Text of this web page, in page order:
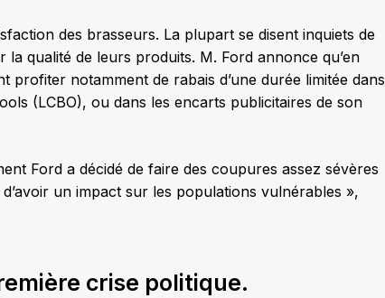
des brasseurs. La plupart se disent inquiets de
la qualité de leurs produits. M. Ford annonce qu’en
notamment de rabais d’une durée limitée dans
(LCBO), ou dans les encarts publicitaires de son
Ford a décidé de faire des coupures assez sévères
un impact sur les populations vulnérables »,
crise politique.